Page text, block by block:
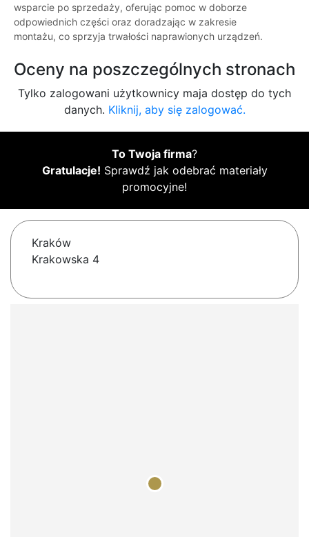
wsparcie po sprzedaży, oferując pomoc w doborze
odpowiednich części oraz doradzając w zakresie
montażu, co sprzyja trwałości naprawionych urządzeń.
Oceny na poszczególnych stronach
Tylko zalogowani użytkownicy maja dostęp do tych
danych. Kliknij, aby się zalogować.
To Twoja firma?
Gratulacje! Sprawdź jak odebrać materiały
promocyjne!
Kraków
Krakowska 4